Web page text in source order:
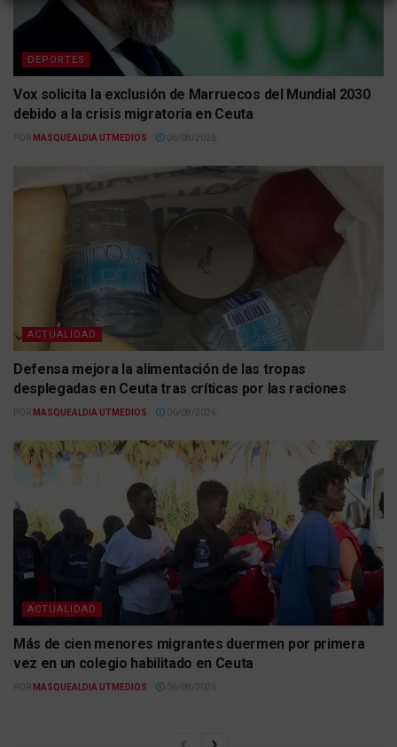
DEPORTES
Vox solicita la exclusión de Marruecos del Mundial 2030
debido a la crisis migratoria en Ceuta
POR MASQUEALDIA UTMEDIOS 06/08/2026
ACTUALIDAD
Defensa mejora la alimentación de las tropas
desplegadas en Ceuta tras críticas por las raciones
POR MASQUEALDIA UTMEDIOS 06/08/2026
ACTUALIDAD
Más de cien menores migrantes duermen por primera
vez en un colegio habilitado en Ceuta
POR MASQUEALDIA UTMEDIOS 06/08/2026